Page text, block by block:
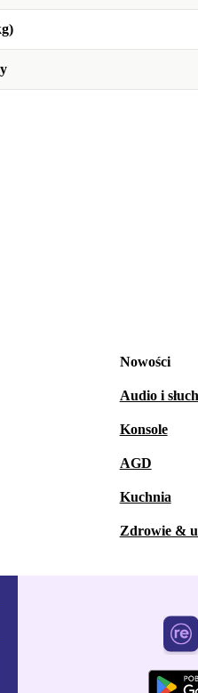
Nowości
Audio i
Konsole
AGD
Kuchnia
Zdrowie &